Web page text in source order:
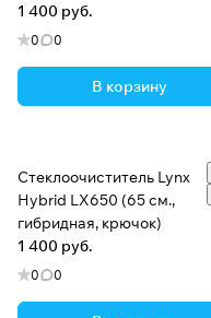
1 400 руб.
0 0
В корзину
Стеклоочиститель Lynx
Hybrid LX650 (65 см.,
гибридная, крючок)
1 400 руб.
0 0